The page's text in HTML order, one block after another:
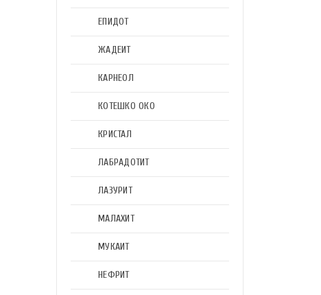
ЕПИДОТ
ЖАДЕИТ
КАРНЕОЛ
КОТЕШКО ОКО
КРИСТАЛ
ЛАБРАДОТИТ
ЛАЗУРИТ
МАЛАХИТ
МУКАИТ
НЕФРИТ